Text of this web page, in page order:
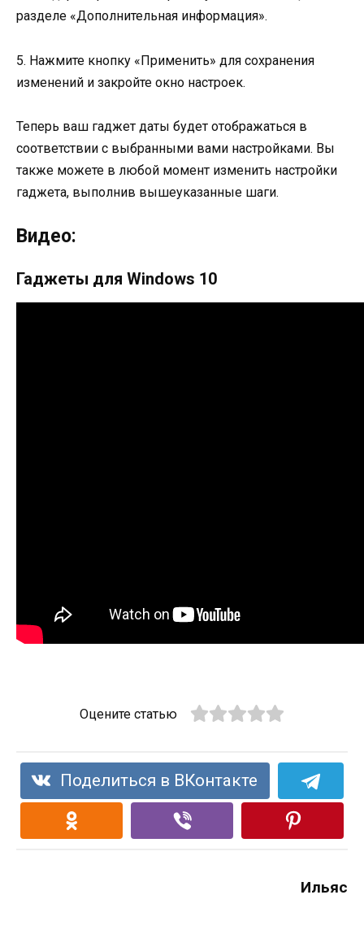
разделе «Дополнительная информация».
5. Нажмите кнопку «Применить» для сохранения
изменений и закройте окно настроек.
Теперь ваш гаджет даты будет отображаться в
соответствии с выбранными вами настройками. Вы
также можете в любой момент изменить настройки
гаджета, выполнив вышеуказанные шаги.
Видео:
Гаджеты для Windows 10
Оцените статью
Поделиться в ВКонтакте
Ильяс